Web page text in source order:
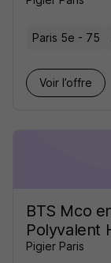
Paris 5e - 75
Voir l’offre
BTS Mco
Polyvalent
Pigier Paris